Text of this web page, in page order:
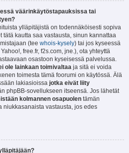
väärinkäytöstapauksissa tai
ylläpitäjistä on todennäköisesti sopiva
kautta saa vastausta, sinun kannattaa
(tee whois-kysely) tai jos kyseessä
free.fr, f2s.com, jne.), ota yhteyttä
osastoon kyseisessä palvelussa.
ole lainkaan toimivaltaa ja sitä ei voida
toimesta tämä foorumi on käytössä. Älä
lakiasioissa jotka eivät liity
phpBB-sovellukseen itseensä. Jos lähetät
kolmannen osapuolen tämän
niukkasanaista vastausta, jos edes